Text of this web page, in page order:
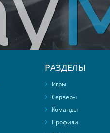
РАЗДЕЛЫ
Игры
Серверы
Команды
Профили